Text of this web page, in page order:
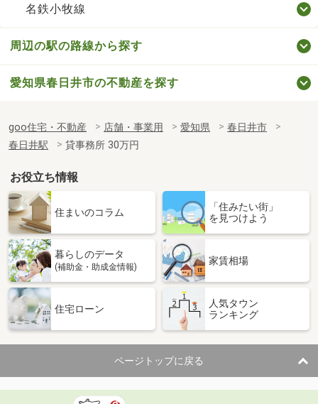
名鉄小牧線
周辺の駅の路線から探す
愛知県春日井市の不動産を探す
goo住宅・不動産 店舗・事業用 愛知県
春日井市
春日井駅
貸事務所 30万円
お役立ち情報
住まいのコラム
「住みたい街」
を見つけよう
暮らしのデータ
(補助金・助成金情報)
家賃相場
住宅ローン
人気タウン
ランキング
ページトップに戻る